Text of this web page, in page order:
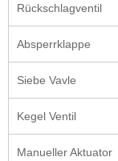
Rückschlagventil
Absperrklappe
Siebe Vavle
Kegel Ventil
Manueller Aktuator